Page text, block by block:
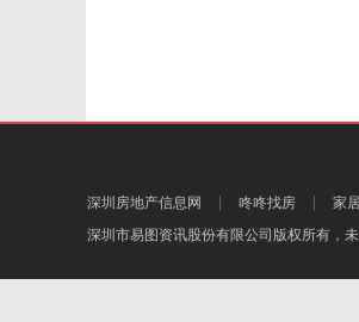
深圳房地产信息网 咚咚找房 家
深圳市易图资讯股份有限公司 版权所有，